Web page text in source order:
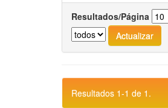
Resultados/Página
Resultados 1-1 de 1.